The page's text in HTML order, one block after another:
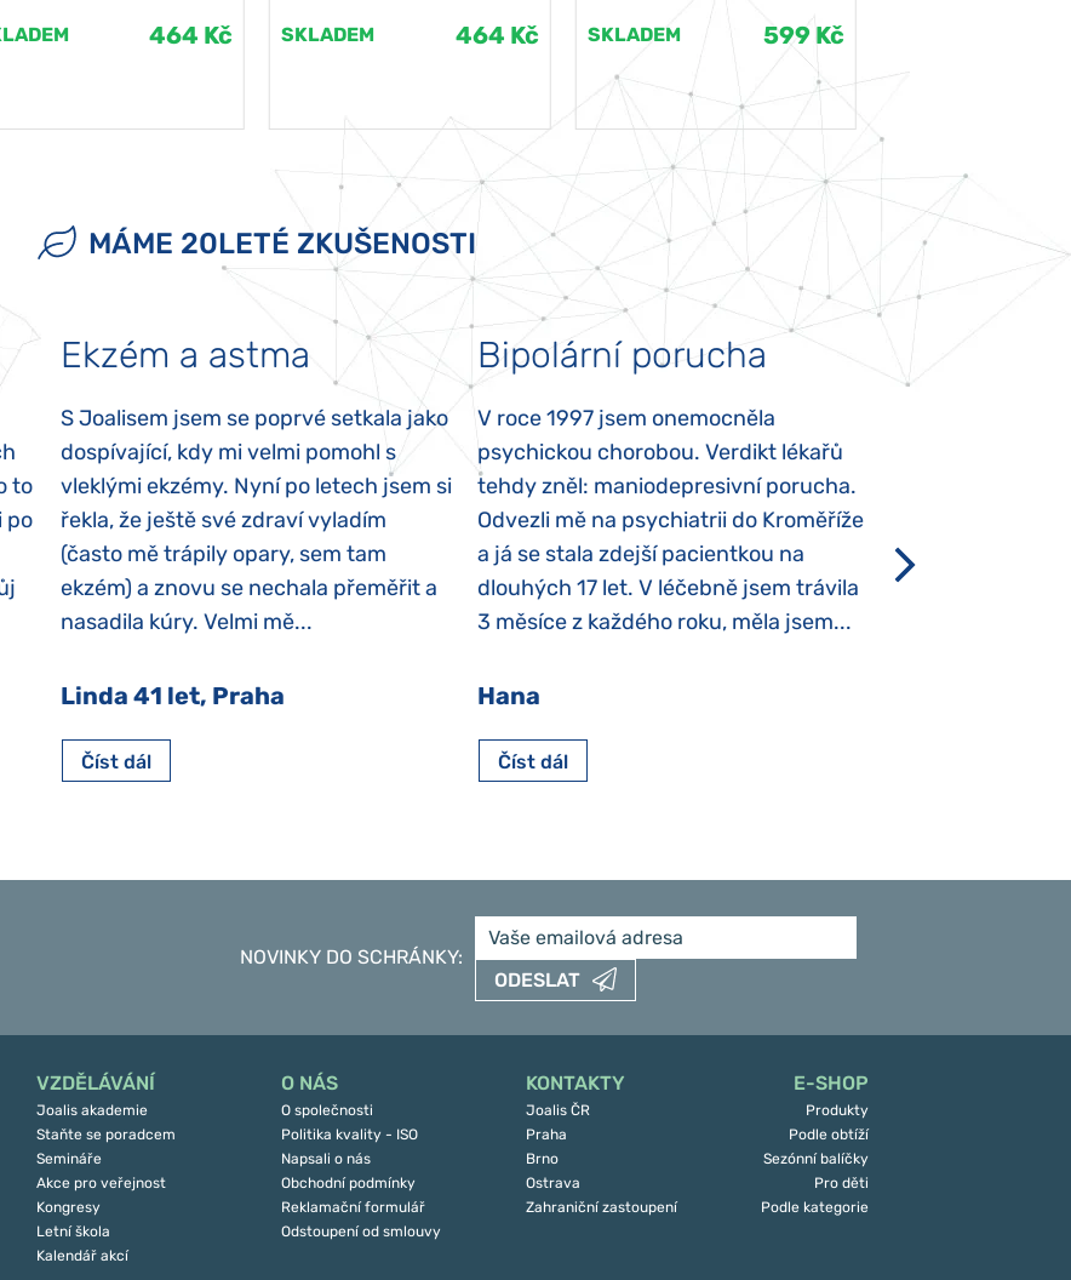
464 Kč SKLADEM 464 Kč SKLADEM 599 Kč
MÁME 20LETÉ ZKUŠENOSTI
to
po
Ekzém a astma
S Joalisem jsem se poprvé setkala jako
dospívající, kdy mi velmi pomohl s
vleklými ekzémy. Nyní po letech jsem si
řekla, že ještě své zdraví vyladím
(často mě trápily opary, sem tam
ekzém) a znovu se nechala přeměřit a
nasadila kúry. Velmi mě...
Linda 41 let, Praha
Číst dál
Bipolární porucha
V roce 1997 jsem onemocněla
psychickou chorobou. Verdikt lékařů
tehdy zněl: maniodepresivní porucha.
Odvezli mě na psychiatrii do Kroměříže
a já se stala zdejší pacientkou na
dlouhých 17 let. V léčebně jsem trávila
3 měsíce z každého roku, měla jsem...
Hana
Číst dál
Autismus
který je u
Po půl roce
NOVINKY DO SCHRÁNKY:
ODESLAT
VZDĚLÁVÁNÍ
Joalis akademie
Staňte se poradcem
Semináře
Akce pro veřejnost
Kongresy
Letní škola
Kalendář akcí
O NÁS
O společnosti
Politika kvality - ISO
Napsali o nás
Obchodní podmínky
Reklamační formulář
Odstoupení od smlouvy
KONTAKTY
Joalis ČR
Praha
Brno
Ostrava
Zahraniční zastoupení
E-SHOP
Produkty
Podle obtíží
Sezónní balíčky
Pro děti
Podle kategorie